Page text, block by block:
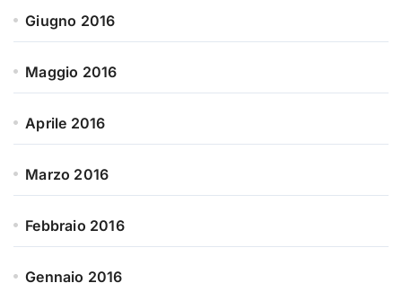
Giugno 2016
Maggio 2016
Aprile 2016
Marzo 2016
Febbraio 2016
Gennaio 2016